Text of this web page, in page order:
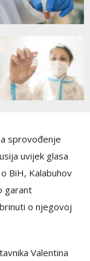
sprovođenje
uvijek glasa
BiH, Kalabuhov
garant
o njegovoj
Valentina